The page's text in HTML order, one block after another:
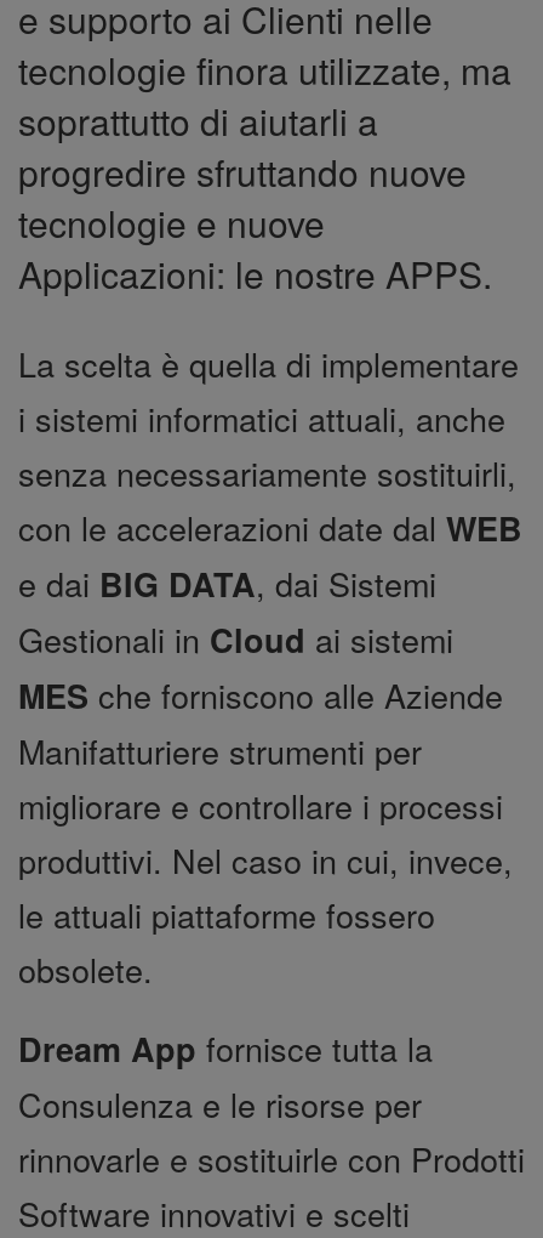
e supporto ai Clienti nelle
tecnologie finora utilizzate, ma
soprattutto di aiutarli a
progredire sfruttando nuove
tecnologie e nuove
Applicazioni: le nostre APPS.
La scelta è quella di implementare
i sistemi informatici attuali, anche
senza necessariamente sostituirli,
con le accelerazioni date dal WEB
e dai BIG DATA, dai Sistemi
Gestionali in Cloud ai sistemi
MES che forniscono alle Aziende
Manifatturiere strumenti per
migliorare e controllare i processi
produttivi. Nel caso in cui, invece,
le attuali piattaforme fossero
obsolete.
Dream App fornisce tutta la
Consulenza e le risorse per
rinnovarle e sostituirle con Prodotti
Software innovativi e scelti